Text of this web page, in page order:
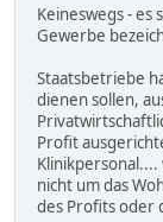
Keineswegs - es
Gewerbe
Staatsbetriebe
dienen sollen,
Profit
nicht um das
des Profits oder